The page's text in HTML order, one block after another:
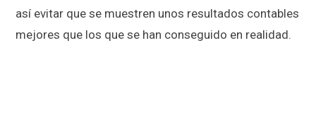
así evitar que se muestren unos resultados contables
mejores que los que se han conseguido en realidad.